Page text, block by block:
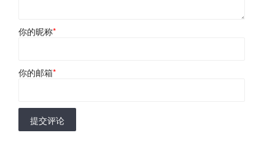
你的昵称*
你的邮箱*
提交评论